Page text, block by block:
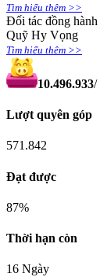
Tìm hiểu thêm >>
Đối tác đồng hành
Quỹ Hy Vọng
Tìm hiểu thêm >>
10.496.933/
Lượt quyên góp
571.842
Đạt được
87%
Thời hạn còn
16 Ngày